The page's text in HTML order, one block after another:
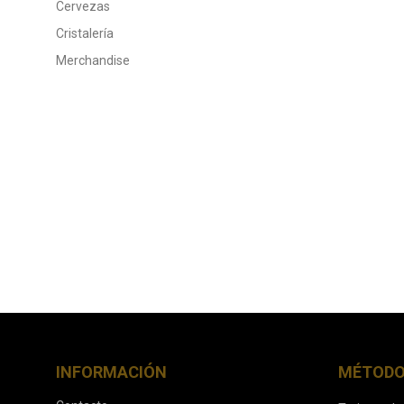
Cervezas
Cristalería
Merchandise
INFORMACIÓN